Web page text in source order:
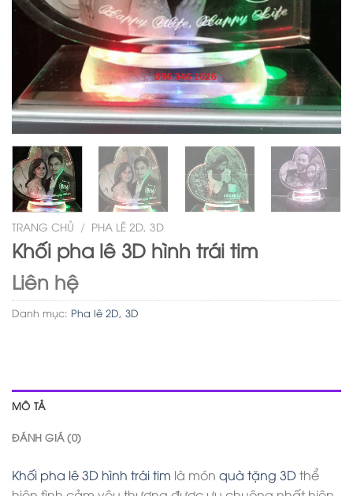
TRANG CHỦ / PHA LÊ 2D, 3D
Khối pha lê 3D hình trái tim
Liên hệ
Danh mục: Pha lê 2D, 3D
MÔ TẢ
ĐÁNH GIÁ (0)
Khối pha lê 3D hình trái tim là món quà tặng 3Dthể